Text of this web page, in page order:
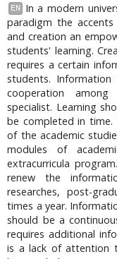
EN
In a modern
paradigm the
and creation an
students' learning.
requires a certain
students.
cooperation
specialist. Learning
be completed in
of the academic
modules of
extracurricula
renew the
researches, post-
times a year.
should be a
requires additional
is a lack of attention